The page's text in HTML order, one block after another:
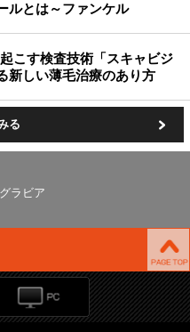
ルとは～ファンケル
こす検査技術「スキャビジ
新しい薄毛治療のあり方
る
グラビア